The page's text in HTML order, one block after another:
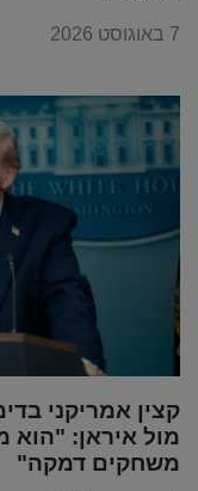
7 באוגוסט 2026
קצין אמריקני
מול איראן:
משחקים דמקה"